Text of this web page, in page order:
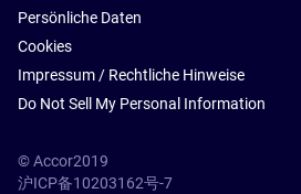
Persönliche Daten
Cookies
Impressum / Rechtliche Hinweise
Do Not Sell My Personal Information
© Accor2019
沪ICP备10203162号-7